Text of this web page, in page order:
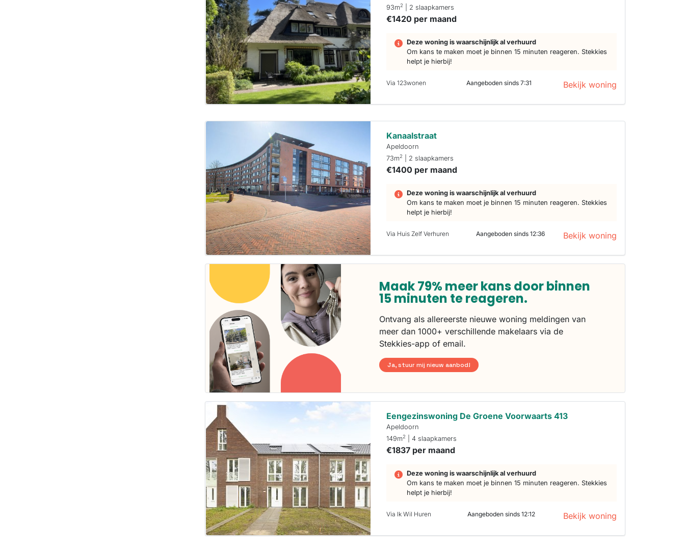
93m2 | 2 slaapkamers
€1420 per maand
Deze woning is waarschijnlijk al verhuurd
Om kans te maken moet je binnen 15 minuten reageren. Stekkies
helpt je hierbij!
Via 123wonen Aangeboden sinds 7:31 Bekijk woning
Kanaalstraat
Apeldoorn
73m2 | 2 slaapkamers
€1400 per maand
Deze woning is waarschijnlijk al verhuurd
Om kans te maken moet je binnen 15 minuten reageren. Stekkies
helpt je hierbij!
Via Huis Zelf Verhuren Aangeboden sinds 12:36 Bekijk woning
Maak 79% meer kans door binnen
15 minuten te reageren.
Ontvang als allereerste nieuwe woning meldingen van
meer dan 1000+ verschillende makelaars via de
Stekkies-app of email.
Ja, stuur mij nieuw aanbod!
Eengezinswoning De Groene Voorwaarts 413
Apeldoorn
149m2 | 4 slaapkamers
€1837 per maand
Deze woning is waarschijnlijk al verhuurd
Om kans te maken moet je binnen 15 minuten reageren. Stekkies
helpt je hierbij!
Via Ik Wil Huren Aangeboden sinds 12:12 Bekijk woning